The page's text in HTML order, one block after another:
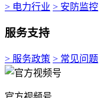
> 电力行业 > 安防监控
服务支持
> 服务政策 > 常见问题